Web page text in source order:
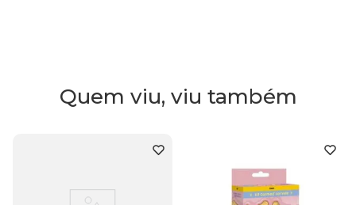
Quem viu, viu também